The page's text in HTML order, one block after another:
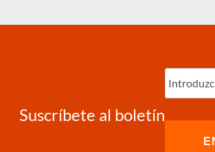
Suscríbete al boletín
Ingrese
correo
electrónico